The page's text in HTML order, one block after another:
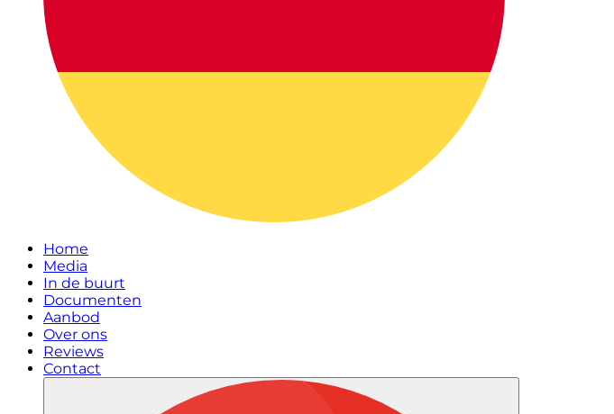
Home
Media
In de buurt
Documenten
Aanbod
Over ons
Reviews
Contact